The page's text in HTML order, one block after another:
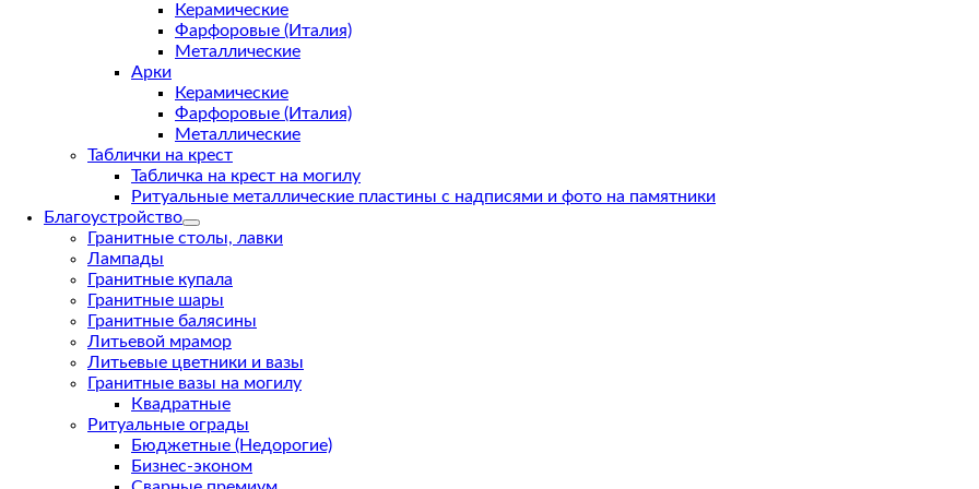
Керамические
Фарфоровые (Италия)
Металлические
Арки
Керамические
Фарфоровые (Италия)
Металлические
Таблички на крест
Табличка на крест на могилу
Ритуальные металлические пластины с надписями и фото на памятники
Благоустройство
Гранитные столы, лавки
Лампады
Гранитные купала
Гранитные шары
Гранитные балясины
Литьевой мрамор
Литьевые цветники и вазы
Гранитные вазы на могилу
Квадратные
Ритуальные ограды
Бюджетные (Недорогие)
Бизнес-эконом